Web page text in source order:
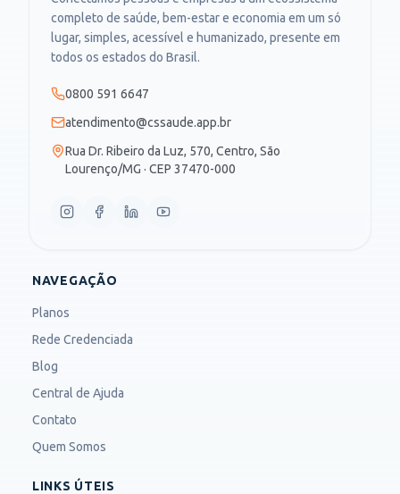
completo de saúde, bem-estar e economia em um só
lugar, simples, acessível e humanizado, presente em
todos os estados do Brasil.
0800 591 6647
atendimento@cssaude.app.br
Rua Dr. Ribeiro da Luz, 570, Centro, São
Lourenço/MG · CEP 37470-000
NAVEGAÇÃO
Planos
Rede Credenciada
Blog
Central de Ajuda
Contato
Quem Somos
LINKS ÚTEIS